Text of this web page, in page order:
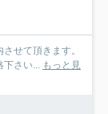
せて頂きます。
下さい... もっと見